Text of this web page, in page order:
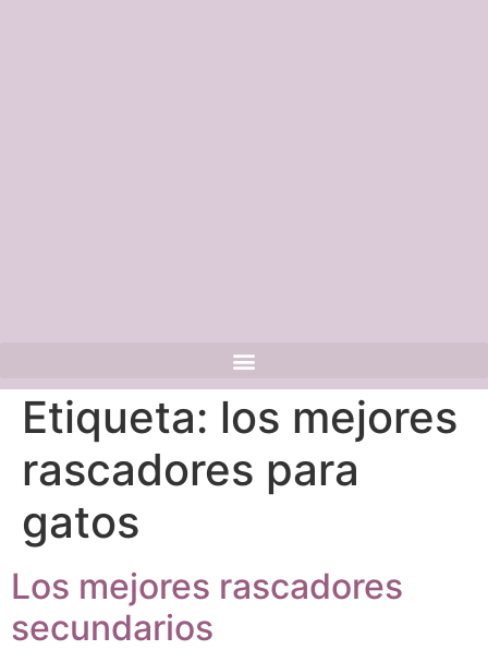
Etiqueta: los mejores
rascadores para
gatos
Los mejores rascadores
secundarios